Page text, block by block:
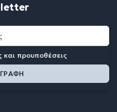
και προυποθέσεις